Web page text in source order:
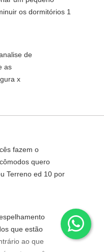
os dormitórios 1
de
as
x
fazem o
quero
Terreno ed 10 por
que estão
ao que